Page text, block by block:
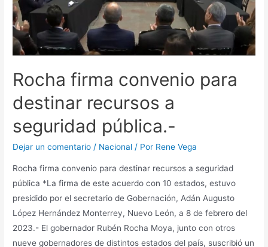
Rocha firma convenio para
destinar recursos a
seguridad pública.-
Dejar un comentario / Nacional / Por Rene Vega
Rocha firma convenio para destinar recursos a seguridad
pública *La firma de este acuerdo con 10 estados, estuvo
presidido por el secretario de Gobernación, Adán Augusto
López Hernández Monterrey, Nuevo León, a 8 de febrero del
2023.- El gobernador Rubén Rocha Moya, junto con otros
nueve gobernadores de distintos estados del país, suscribió un